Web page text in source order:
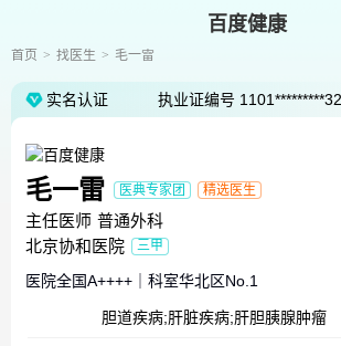
百度健康
首页 找医生 毛一雷
实名认证 执业证编号 1101*********32
毛一雷 医典专家团 精选医生
主任医师 普通外科
北京协和医院
三甲
医院全国A++++ 科室华北区No.1
胆道疾病;肝脏疾病;肝胆胰腺肿瘤